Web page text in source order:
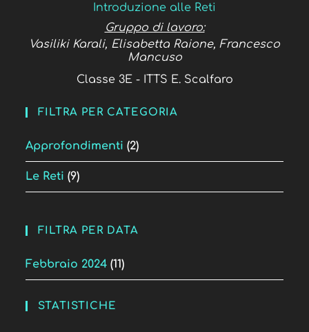
Introduzione alle Reti
Gruppo di lavoro:
Vasiliki Karali, Elisabetta Raione, Francesco
Mancuso
Classe 3E - ITTS E. Scalfaro
FILTRA PER CATEGORIA
Approfondimenti (2)
Le Reti (9)
FILTRA PER DATA
Febbraio 2024 (11)
STATISTICHE